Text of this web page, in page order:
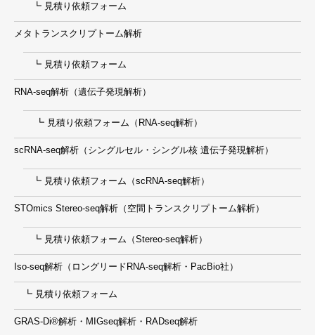
┗ 見積り依頼フォーム
メタトランスクリプトーム解析
┗ 見積り依頼フォーム
RNA-seq解析（遺伝子発現解析）
┗ 見積り依頼フォーム（RNA-seq解析）
scRNA-seq解析（シングルセル・シングル核 遺伝子発現解析）
┗ 見積り依頼フォーム（scRNA-seq解析）
STOmics Stereo-seq解析（空間トランスクリプトーム解析）
┗ 見積り依頼フォーム（Stereo-seq解析）
Iso-seq解析（ロングリードRNA-seq解析・PacBio社）
┗ 見積り依頼フォーム
GRAS-Di®解析・MIGseq解析・RADseq解析